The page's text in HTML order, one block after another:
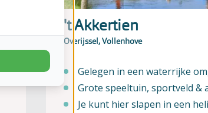
't Akkertien
Overijssel, Vollenhove
Gelegen in een waterrijke
Grote speeltuin, sportveld &
Je kunt hier slapen in een